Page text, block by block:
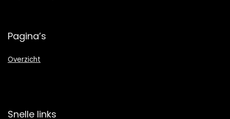
Pagina’s
Overzicht
Snelle links